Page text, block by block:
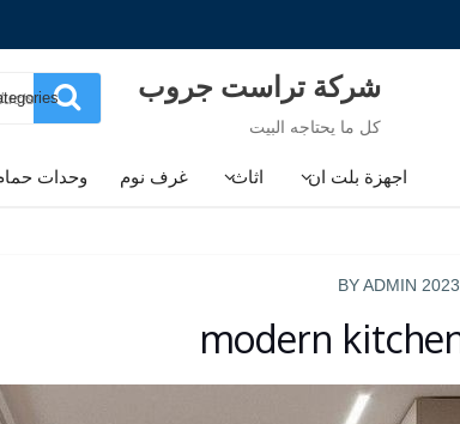
شركة تراست جروب
كل ما يحتاجه البيت
Search
for
اجهزة بلت ان اثاث غرف نوم وحدات
ADMIN
modern